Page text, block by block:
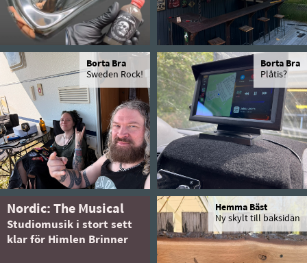
Borta Bra
Sweden Rock!
Borta Bra
Plåtis?
Nordic: The Musical
Studiomusik i stort sett
klar för Himlen Brinner
Hemma Bäst
Ny skylt till baksidan